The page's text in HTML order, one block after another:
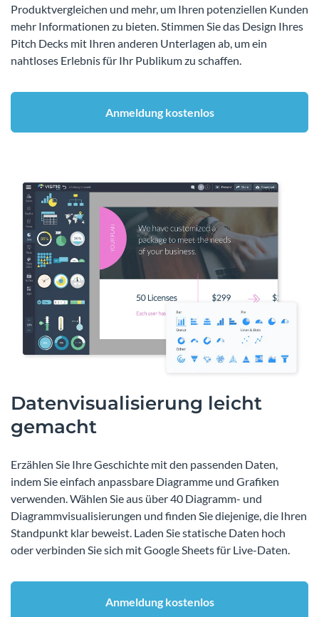
Produktvergleichen und mehr, um Ihren potenziellen Kunden
mehr Informationen zu bieten. Stimmen Sie das Design Ihres
Pitch Decks mit Ihren anderen Unterlagen ab, um ein
nahtloses Erlebnis für Ihr Publikum zu schaffen.
Anmeldung kostenlos
Datenvisualisierung leicht
gemacht
Erzählen Sie Ihre Geschichte mit den passenden Daten,
indem Sie einfach anpassbare Diagramme und Grafiken
verwenden. Wählen Sie aus über 40 Diagramm- und
Diagrammvisualisierungen und finden Sie diejenige, die Ihren
Standpunkt klar beweist. Laden Sie statische Daten hoch
oder verbinden Sie sich mit Google Sheets für Live-Daten.
Anmeldung kostenlos